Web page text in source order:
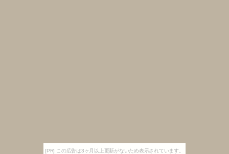
[PR] この広告は3ヶ月以上更新がないため表示されています。